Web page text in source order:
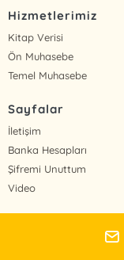
Hizmetlerimiz
Kitap Verisi
Ön Muhasebe
Temel Muhasebe
Sayfalar
İletişim
Banka Hesapları
Şifremi Unuttum
Video